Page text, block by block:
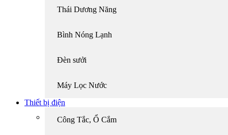
Thái Dương Năng
Bình Nóng Lạnh
Đèn sưởi
Máy Lọc Nước
Thiết bị điện
Công Tắc, Ổ Cắm